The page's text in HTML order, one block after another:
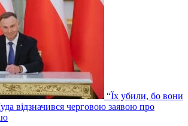
“Їх убили, бо вони
відзначився черговою заявою про